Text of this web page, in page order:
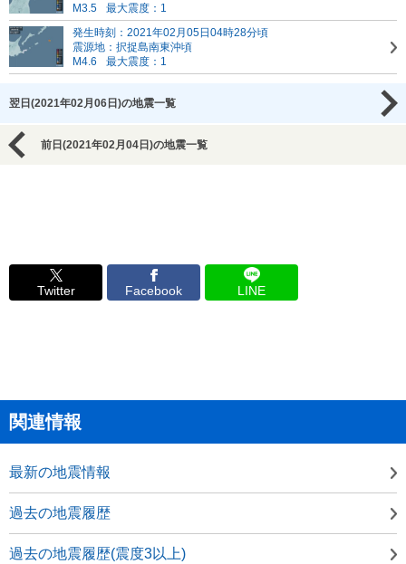
M3.5
最大震度：1
発生時刻：2021年02月05日04時28分頃
震源地：択捉島南東沖頃
M4.6
最大震度：1
翌日(2021年02月06日)の地震一覧
前日(2021年02月04日)の地震一覧
Twitter Facebook LINE
関連情報
最新の地震情報
過去の地震履歴
過去の地震履歴(震度3以上)